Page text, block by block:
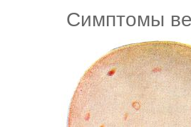
Симптомы